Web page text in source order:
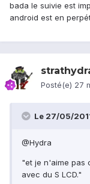
bada le suivie est
android est en
Posté(e) 27
Le 27/05/
@Hydra
"et je n'aime pas
avec du S LCD."